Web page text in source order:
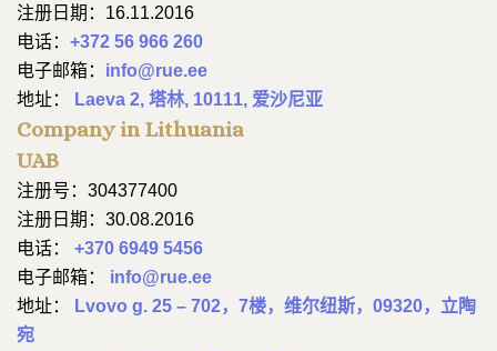
注册日期：16.11.2016
电话： +372 56 966 260
电子邮箱： info@rue.ee
地址：
Laeva 2, 塔林, 10111, 爱沙尼亚
Company in Lithuania
UAB
注册号：304377400
注册日期：30.08.2016
电话： +370 6949 5456
电子邮箱： info@rue.ee
地址：
Lvovo g. 25 – 702，7楼，维尔纽斯，09320，立陶
宛